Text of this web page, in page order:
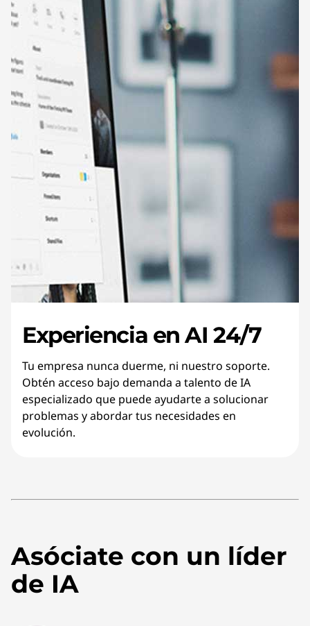
Experiencia en AI 24/7
Tu empresa nunca duerme, ni nuestro soporte.
Obtén acceso bajo demanda a talento de IA
especializado que puede ayudarte a solucionar
problemas y abordar tus necesidades en
evolución.
Asóciate con un líder
de IA